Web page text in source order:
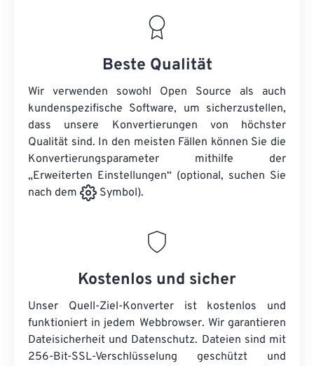
Beste Qualität
Wir verwenden sowohl Open Source als auch
kundenspezifische Software, um sicherzustellen,
dass unsere Konvertierungen von höchster
Qualität sind. In den meisten Fällen können Sie die
Konvertierungsparameter mithilfe der
„Erweiterten Einstellungen“ (optional, suchen Sie
nach dem
Symbol).
Kostenlos und sicher
Unser Quell-Ziel-Konverter ist kostenlos und
funktioniert in jedem Webbrowser. Wir garantieren
Dateisicherheit und Datenschutz. Dateien sind mit
256-Bit-SSL-Verschlüsselung geschützt und